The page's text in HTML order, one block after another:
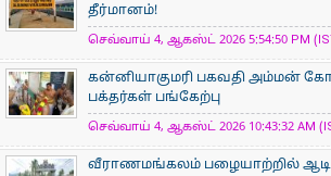
தீர்மானம்!
செவ்வாய் 4, ஆகஸ்ட் 2026 5:54:50 PM
கன்னியாகுமரி பகவதி அம்மன்
பக்தர்கள் பங்கேற்பு
செவ்வாய் 4, ஆகஸ்ட் 2026 10:43:32 AM
வீராணமங்கலம் பழையாற்றில்